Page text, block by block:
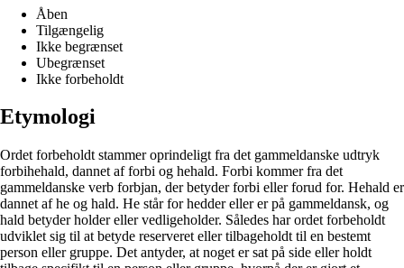
Åben
Tilgængelig
Ikke begrænset
Ubegrænset
Ikke forbeholdt
Etymologi
Ordet forbeholdt stammer oprindeligt fra det gammeldanske udtryk
forbihehald, dannet af forbi og hehald. Forbi kommer fra det
gammeldanske verb forbjan, der betyder forbi eller forud for. Hehald er
dannet af he og hald. He står for hedder eller er på gammeldansk, og
hald betyder holder eller vedligeholder. Således har ordet forbeholdt
udviklet sig til at betyde reserveret eller tilbageholdt til en bestemt
person eller gruppe. Det antyder, at noget er sat på side eller holdt